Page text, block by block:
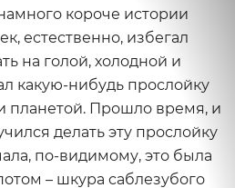
короче истории
естественно, избегал
на голой, холодной и
какую-нибудь прослойку
планетой. Прошло время, и
делать эту прослойку
по-видимому, это была
– шкура саблезубого